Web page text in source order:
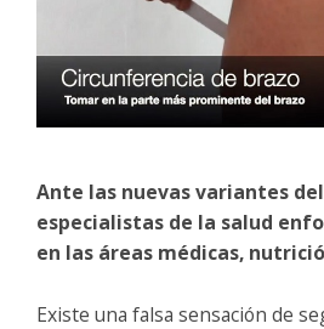
Ante las nuevas variantes del
especialistas de la salud
en las áreas médicas,
Existe una falsa sensación de